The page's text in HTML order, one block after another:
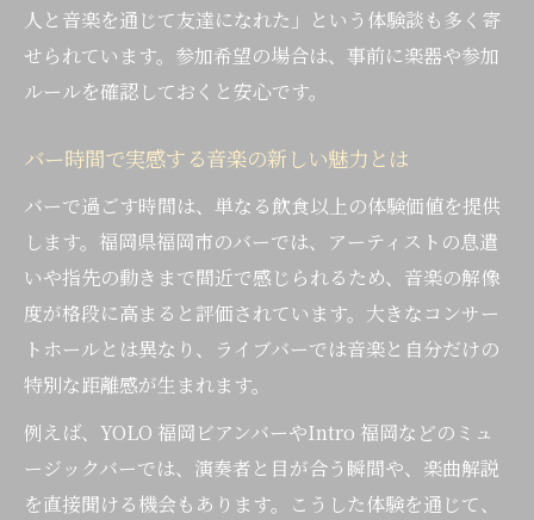
人と音楽を通じて友達になれた」という体験談も多く寄
せられています。参加希望の場合は、事前に楽器や参加
ルールを確認しておくと安心です。
バー時間で実感する音楽の新しい魅力とは
バーで過ごす時間は、単なる飲食以上の体験価値を提供
します。福岡県福岡市のバーでは、アーティストの息遣
いや指先の動きまで間近で感じられるため、音楽の解像
度が格段に高まると評価されています。大きなコンサー
トホールとは異なり、ライブバーでは音楽と自分だけの
特別な距離感が生まれます。
例えば、YOLO 福岡ビアンバーやIntro 福岡などのミュ
ージックバーでは、演奏者と目が合う瞬間や、楽曲解説
を直接聞ける機会もあります。こうした体験を通じて、